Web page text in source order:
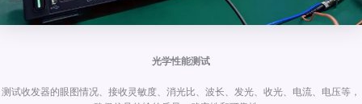
光学性能测试
测试收发器的眼图情况、接收灵敏度、消光比、波长、发光、收光、电流、电压等，